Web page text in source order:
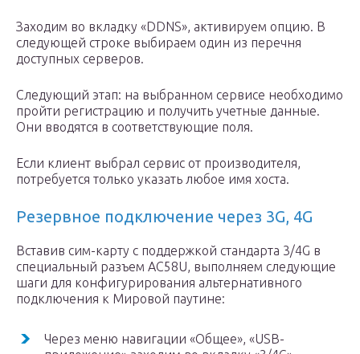
Заходим во вкладку «DDNS», активируем опцию. В
следующей строке выбираем один из перечня
доступных серверов.
Следующий этап: на выбранном сервисе необходимо
пройти регистрацию и получить учетные данные.
Они вводятся в соответствующие поля.
Если клиент выбрал сервис от производителя,
потребуется только указать любое имя хоста.
Резервное подключение через 3G, 4G
Вставив сим-карту с поддержкой стандарта 3/4G в
специальный разъем AC58U, выполняем следующие
шаги для конфигурирования альтернативного
подключения к Мировой паутине:
Через меню навигации «Общее», «USB-